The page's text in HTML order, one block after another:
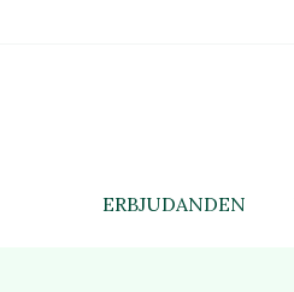
ERBJUDANDEN